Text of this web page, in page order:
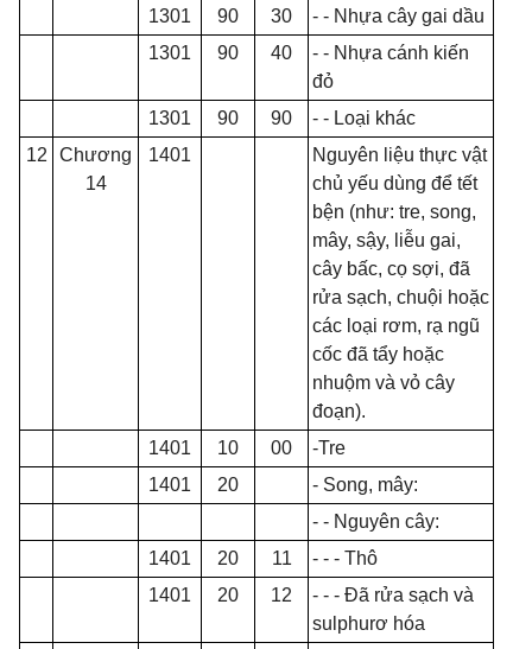
1301
90 30
- - Nhựa cây gai dầu
1301
90 40 - - Nhựa cánh kiến
đỏ
1301
90 90
- - Loại khác
12
Chương
14
1401
Nguyên liệu thực vật
chủ yếu dùng để tết
bện (như: tre, song,
mây, sậy, liễu gai,
cây bấc, cọ sợi, đã
rửa sạch, chuội hoặc
các loại rơm, rạ ngũ
cốc đã tẩy hoặc
nhuộm và vỏ cây
đoạn).
1401
10 00
-Tre
1401
20
- Song, mây:
- - Nguyên cây:
1401
20 11
- - - Thô
1401
20 12 - - - Đã rửa sạch và
sulphurơ hóa